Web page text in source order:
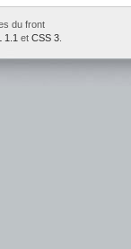
du front
1.1 et CSS 3